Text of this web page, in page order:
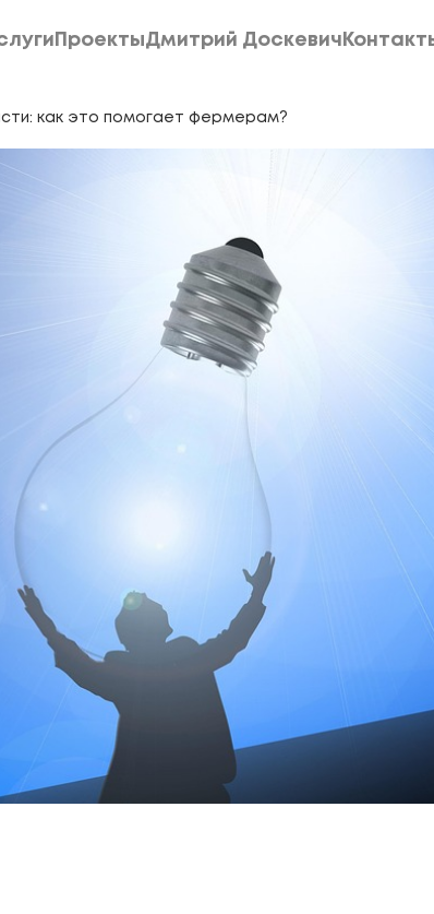
ПроектыДмитрий Доскевич
как это помогает фермерам?